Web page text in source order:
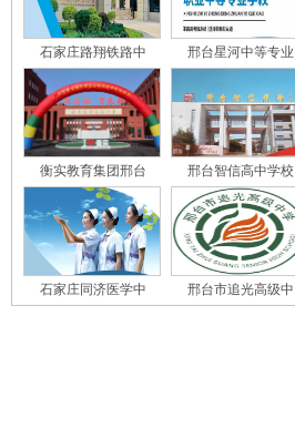
石家庄路翔铁路中 邢台星河中等专业
衡实教育集团邢台 邢台智信高中学校
石家庄同济医学中 邢台市追光高级中